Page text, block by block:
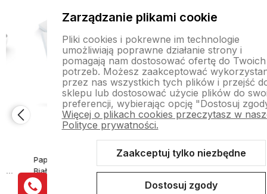
Papier Termoczuły Biurowy
Biały do Drukarek
Termicznych A4 100 Arkuszy
Papier Termoczuły Biurowy
Biały do Drukarek
Termicznych A4 200 Arkuszy
Zarządzanie plikami cookie
Pliki cookies i pokrewne im technologie
umożliwiają poprawne działanie strony i
pomagają nam dostosować ofertę do Twoich
potrzeb. Możesz zaakceptować
przez nas wszystkich tych plików i przejść
sklepu lub dostosować użycie plików do
preferencji, wybierając opcję "Dostosuj
Więcej o plikach cookies przeczytasz w
Polityce prywatności.
Zaakceptuj tylko niezbędne
Dostosuj zgody